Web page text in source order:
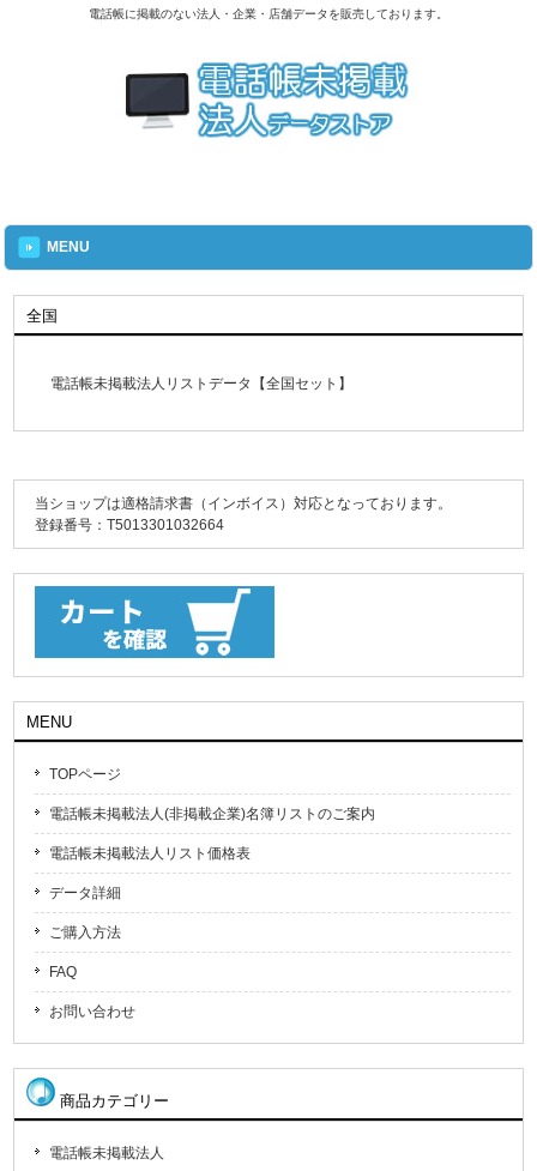
電話帳に掲載のない法人・企業・店舗データを販売しております。
MENU
全国
電話帳未掲載法人リストデータ【全国セット】
当ショップは適格請求書（インボイス）対応となっております。
登録番号：T5013301032664
MENU
TOPページ
電話帳未掲載法人(非掲載企業)名簿リストのご案内
電話帳未掲載法人リスト価格表
データ詳細
ご購入方法
FAQ
お問い合わせ
商品カテゴリー
電話帳未掲載法人